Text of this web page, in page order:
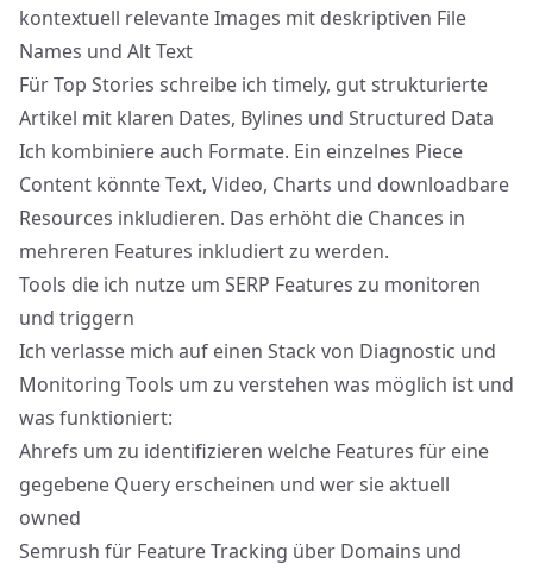
kontextuell relevante Images mit deskriptiven File
Names und Alt Text
Für Top Stories schreibe ich timely, gut strukturierte
Artikel mit klaren Dates, Bylines und Structured Data
Ich kombiniere auch Formate. Ein einzelnes Piece
Content könnte Text, Video, Charts und downloadbare
Resources inkludieren. Das erhöht die Chances in
mehreren Features inkludiert zu werden.
Tools die ich nutze um SERP Features zu monitoren
und triggern
Ich verlasse mich auf einen Stack von Diagnostic und
Monitoring Tools um zu verstehen was möglich ist und
was funktioniert:
Ahrefs um zu identifizieren welche Features für eine
gegebene Query erscheinen und wer sie aktuell
owned
Semrush für Feature Tracking über Domains und